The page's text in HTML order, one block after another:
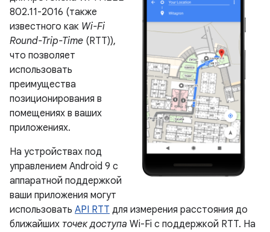
802.11-2016 (также
известного как Wi-Fi
Round-Trip-Time (RTT)),
что позволяет
использовать
преимущества
позиционирования в
помещениях в ваших
приложениях.
На устройствах под
управлением Android 9 с
аппаратной поддержкой
ваши приложения могут
использовать API RTT для измерения расстояния до
ближайших точек доступа Wi-Fi с поддержкой RTT. На